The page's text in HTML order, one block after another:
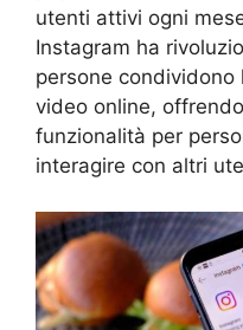
utenti attivi ogni
Instagram ha
persone
video online,
funzionalità per
interagire con altri